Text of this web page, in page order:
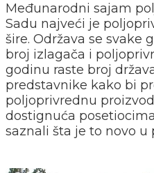
Međunarodni sajam
Sadu najveći je
šire. Održava se svake
broj izlagača i
godinu raste broj
predstavnike kako bi
poljoprivrednu
dostignuća
saznali šta je to novo u